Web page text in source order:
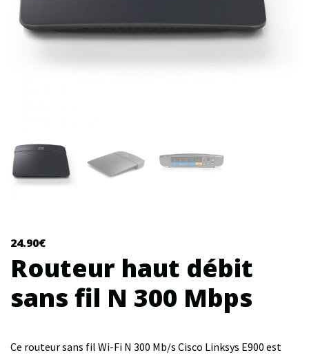
24.90€
Routeur haut débit
sans fil N 300 Mbps
Ce routeur sans fil Wi-Fi N 300 Mb/s Cisco Linksys E900 est